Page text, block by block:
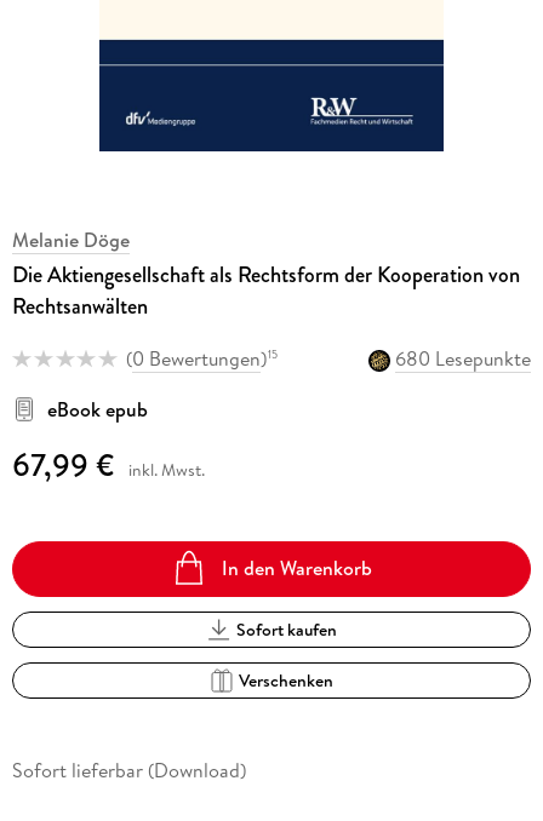
Melanie Döge
Die Aktiengesellschaft als Rechtsform der Kooperation von
Rechtsanwälten
(0 Bewertungen)15
680 Lesepunkte
eBook epub
67,99 € inkl. Mwst.
In den Warenkorb
Sofort kaufen
Verschenken
Sofort lieferbar (Download)